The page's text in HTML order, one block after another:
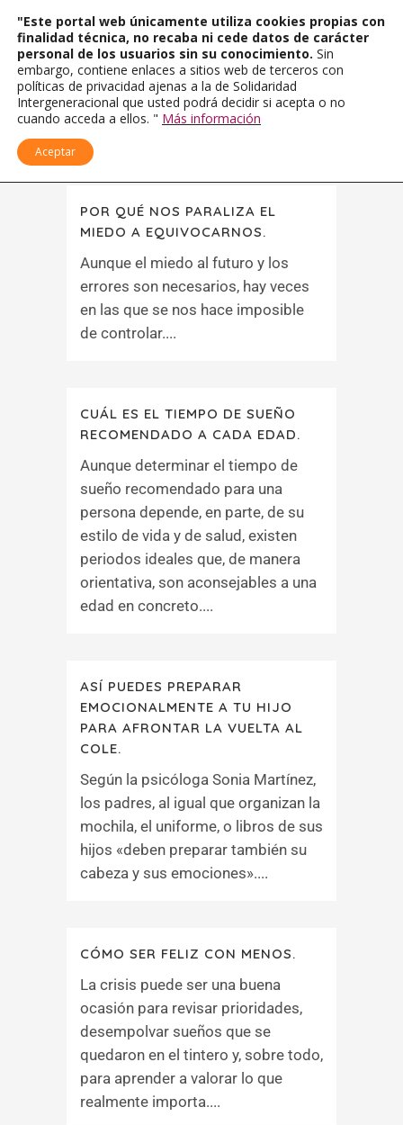
POR QUÉ NOS PARALIZA EL
MIEDO A EQUIVOCARNOS.
Aunque el miedo al futuro y los
errores son necesarios, hay veces
en las que se nos hace imposible
de controlar....
CUÁL ES EL TIEMPO DE SUEÑO
RECOMENDADO A CADA EDAD.
Aunque determinar el tiempo de
sueño recomendado para una
persona depende, en parte, de su
estilo de vida y de salud, existen
periodos ideales que, de manera
orientativa, son aconsejables a una
edad en concreto....
ASÍ PUEDES PREPARAR
EMOCIONALMENTE A TU HIJO
PARA AFRONTAR LA VUELTA AL
COLE.
Según la psicóloga Sonia Martínez,
los padres, al igual que organizan la
mochila, el uniforme, o libros de sus
hijos «deben preparar también su
cabeza y sus emociones»....
CÓMO SER FELIZ CON MENOS.
La crisis puede ser una buena
ocasión para revisar prioridades,
desempolvar sueños que se
quedaron en el tintero y, sobre todo,
para aprender a valorar lo que
realmente importa....
"Este portal web únicamente utiliza cookies propias con
finalidad técnica, no recaba ni cede datos de carácter
personal de los usuarios sin su conocimiento. Sin
embargo, contiene enlaces a sitios web de terceros con
políticas de privacidad ajenas a la de Solidaridad
Intergeneracional que usted podrá decidir si acepta o no
cuando acceda a ellos. " Más información
Aceptar